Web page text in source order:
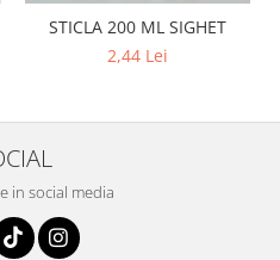
STICLA 200 ML SIGHET
2,44 Lei
in social media